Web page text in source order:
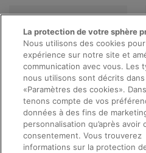
Afficher les offres
Essai
La protection de votre sphère
Nous utilisons des cookies
expérience sur notre site et
communication avec vous. Les
nous utilisons sont décrits
«Paramètres des cookies».
tenons compte de vos
données à des fins de
personnalisation qu’après avoir
consentement. Vous trouverez
informations sur la protection